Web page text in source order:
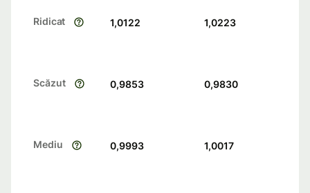
Ridicat 1,0122 1,0223
Scăzut 0,9853 0,9830
Mediu 0,9993 1,0017